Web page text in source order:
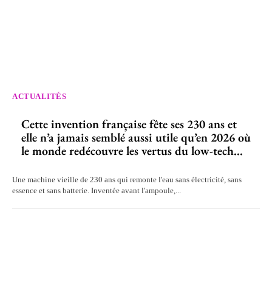
ACTUALITÉS
Cette invention française fête ses 230 ans et
elle n’a jamais semblé aussi utile qu’en 2026 où
le monde redécouvre les vertus du low-tech...
Une machine vieille de 230 ans qui remonte l'eau sans électricité, sans
essence et sans batterie. Inventée avant l'ampoule,...